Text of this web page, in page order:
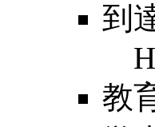
到
教